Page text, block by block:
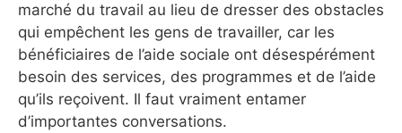
marché du travail au lieu de dresser des obstacles
qui empêchent les gens de travailler, car les
bénéficiaires de l’aide sociale ont désespérément
besoin des services, des programmes et de l’aide
qu’ils reçoivent. Il faut vraiment entamer
d’importantes conversations.